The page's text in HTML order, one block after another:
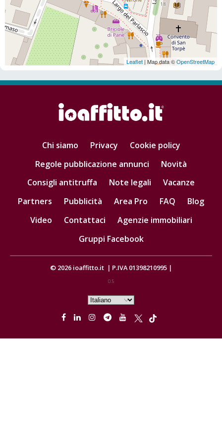
Leaflet | Map data ©OpenStreetMap
Chi siamo Privacy
Cookie policy
Regole pubblicazione annunci
Novità
Consigli antitruffa
Note legali
Vacanze
Partners
Pubblicità Area Pro FAQ
Blog
Video
Contattaci
Agenzie immobiliari
Gruppi Facebook
© 2026 ioaffitto.it | P.IVA 01398210995 |
0.5